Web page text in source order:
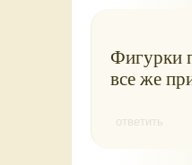
Фигурки
все же
ответить